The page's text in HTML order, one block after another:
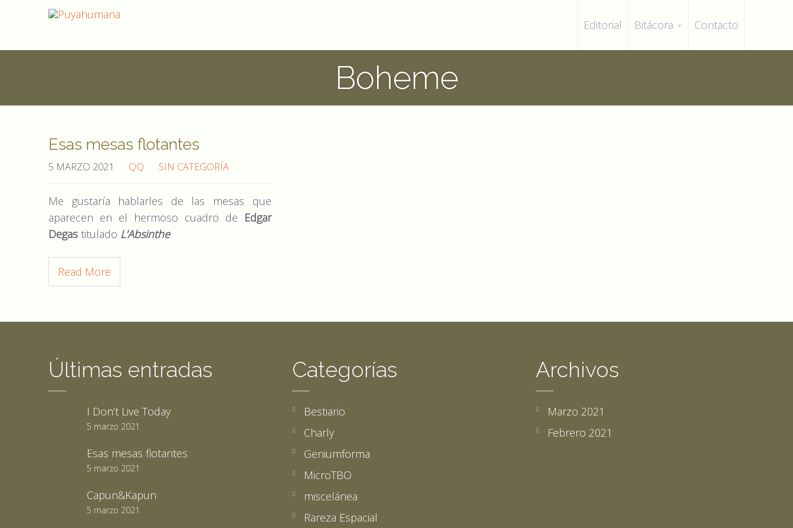
Editorial Bitácora Contacto
Boheme
Esas mesas flotantes
5 MARZO 2021 QQ SIN CATEGORÍA
Me gustaría hablarles de las mesas que
aparecen en el hermoso cuadro de Edgar
Degas titulado L’Absinthe
Read More
Últimas entradas
I Don’t Live Today
5 marzo 2021
Esas mesas flotantes
5 marzo 2021
Capun&Kapun
5 marzo 2021
Categorías
Bestiario
Charly
Geniumforma
MicroTBO
miscelánea
Rareza Espacial
Archivos
Marzo 2021
Febrero 2021